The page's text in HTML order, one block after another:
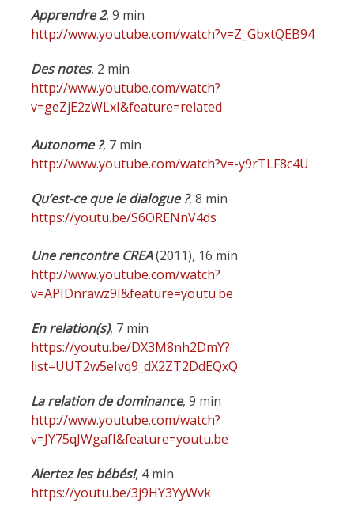
Apprendre 2, 9 min
http://www.youtube.com/watch?v=Z_GbxtQEB94
Des notes, 2 min
http://www.youtube.com/watch?
v=geZjE2zWLxI&feature=related
Autonome ?, 7 min
http://www.youtube.com/watch?v=-y9rTLF8c4U
Qu’est-ce que le dialogue ?, 8 min
https://youtu.be/S6ORENnV4ds
Une rencontre CREA(2011), 16 min
http://www.youtube.com/watch?
v=APIDnrawz9I&feature=youtu.be
En relation(s), 7 min
https://youtu.be/DX3M8nh2DmY?
list=UUT2w5eIvq9_dX2ZT2DdEQxQ
La relation de dominance, 9 min
http://www.youtube.com/watch?
v=JY75qJWgafI&feature=youtu.be
Alertez les bébés!, 4 min
https://youtu.be/3j9HY3YyWvk